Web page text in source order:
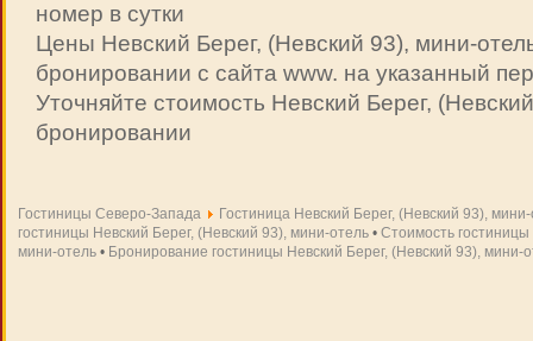
номер в сутки
Цены Невский Берег, (Невский 93), мини-
бронировании с сайта www. на указанный
Уточняйте стоимость Невский Берег,
бронировании
Гостиницы Северо-Запада
Гостиница Невский Берег, (Невский 93),
гостиницы Невский Берег, (Невский 93), мини-отель • Стоимость
мини-отель • Бронирование гостиницы Невский Берег, (Невский 93), мини-